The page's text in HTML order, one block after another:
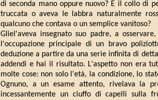
di seconda mano oppure nuovo? E il collo di
truccata o aveva le labbra naturalmente
qualcuno che contava o un semplice vanitoso?
Gliel'aveva insegnato suo padre, a
l'occupazione principale di un bravo
deduzione a partire da una serie infinita di
addendi e hai il risultato. L'aspetto non era
molte cose: non solo l'età, la condizione, lo
Ognuno, a un esame attento, rivelava la
incessantemente un ciuffo di capelli sulla